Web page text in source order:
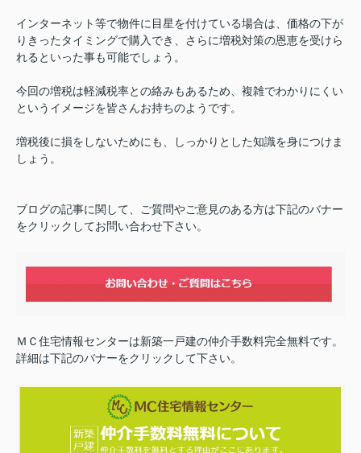
インターネット等で物件に目星を付けている場合は、価格の下が
りきったタイミングで購入でき、さらに増税対策の恩恵を受けら
れるといった事も可能でしょう。
今回の増税は軽減税率との絡みもあるため、複雑でわかりにくい
というイメージを皆さんお持ちのようです。
増税後に損をしないためにも、しっかりとした知識を身につけま
しょう。
ブログの記事に関して、ご質問やご意見のある方は下記のバナー
をクリックしてお問い合わせ下さい。
ＭＣ住宅情報センターは新築一戸建の仲介手数料完全無料です。
詳細は下記のバナーをクリックして下さい。